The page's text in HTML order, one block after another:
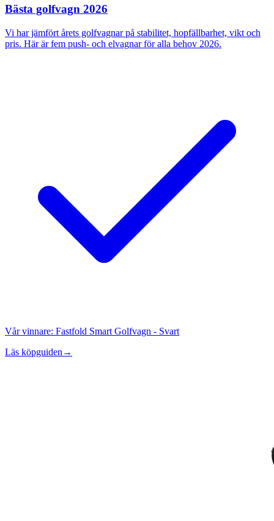
Bästa golfvagn 2026
Vi har jämfört årets golfvagnar på stabilitet, hopfällbarhet, vikt och
pris. Här är fem push- och elvagnar för alla behov 2026.
Vår vinnare: Fastfold Smart Golfvagn - Svart
Läs köpguiden →